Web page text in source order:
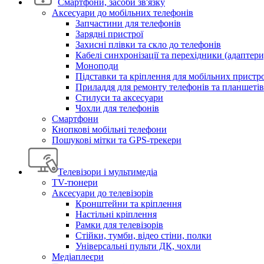
Смартфони, засоби зв'язку
Аксесуари до мобільних телефонів
Запчастини для телефонів
Зарядні пристрої
Захисні плівки та скло до телефонів
Кабелі синхронізації та перехідники
Моноподи
Підставки та кріплення для мобільних
Приладдя для ремонту телефонів та планшетів
Стилуси та аксесуари
Чохли для телефонів
Смартфони
Кнопкові мобільні телефони
Пошукові мітки та GPS-трекери
Телевізори і мультимедіа
TV-тюнери
Аксесуари до телевізорів
Кронштейни та кріплення
Настільні кріплення
Рамки для телевізорів
Стійки, тумби, відео стіни, полки
Універсальні пульти ДК, чохли
Медіаплеєри